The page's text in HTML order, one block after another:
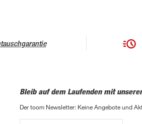
Bleib auf dem Laufenden mit
Der toom Newsletter: Keine Angebote und